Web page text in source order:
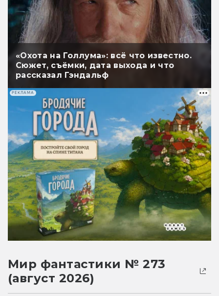
«Охота на Голлума»: всё что известно.
Сюжет, съёмки, дата выхода и что
рассказал Гэндальф
РЕКЛАМА
Мир фантастики № 273
(август 2026)